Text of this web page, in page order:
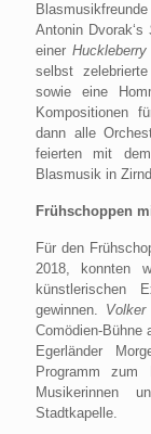
Antonin Dvorak‘s
einer
selbst
sowie eine
Kompositionen
dann alle
feierten mit
Blasmusik in
Frühschoppen
Für den
2018, konnten
künstlerischen
gewinnen. Volker
Comödien-Bühne
Egerländer
Programm
Musikerinnen
Stadtkapelle.